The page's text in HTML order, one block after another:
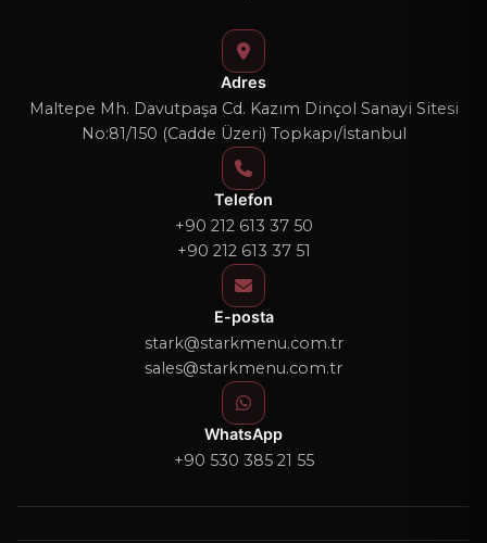
Adres
Maltepe Mh. Davutpaşa Cd. Kazım Dinçol Sanayi Sitesi
No:81/150 (Cadde Üzeri) Topkapı/İstanbul
Telefon
+90 212 613 37 50
+90 212 613 37 51
E-posta
stark@starkmenu.com.tr
sales@starkmenu.com.tr
WhatsApp
+90 530 385 21 55